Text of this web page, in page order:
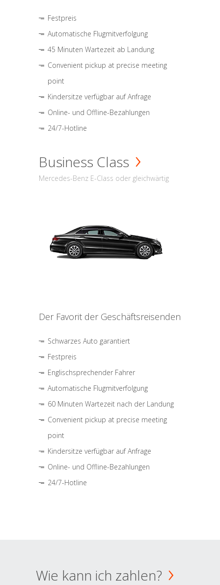
Festpreis
Automatische Flugmitverfolgung
45 Minuten Wartezeit ab Landung
Convenient pickup at precise meeting
point
Kindersitze verfügbar auf Anfrage
Online- und Offline-Bezahlungen
24/7-Hotline
Business Class
Mercedes-Benz E-Class oder gleichwärtig
Der Favorit der Geschäftsreisenden
Schwarzes Auto garantiert
Festpreis
Englischsprechender Fahrer
Automatische Flugmitverfolgung
60 Minuten Wartezeit nach der Landung
Convenient pickup at precise meeting
point
Kindersitze verfügbar auf Anfrage
Online- und Offline-Bezahlungen
24/7-Hotline
Wie kann ich zahlen?